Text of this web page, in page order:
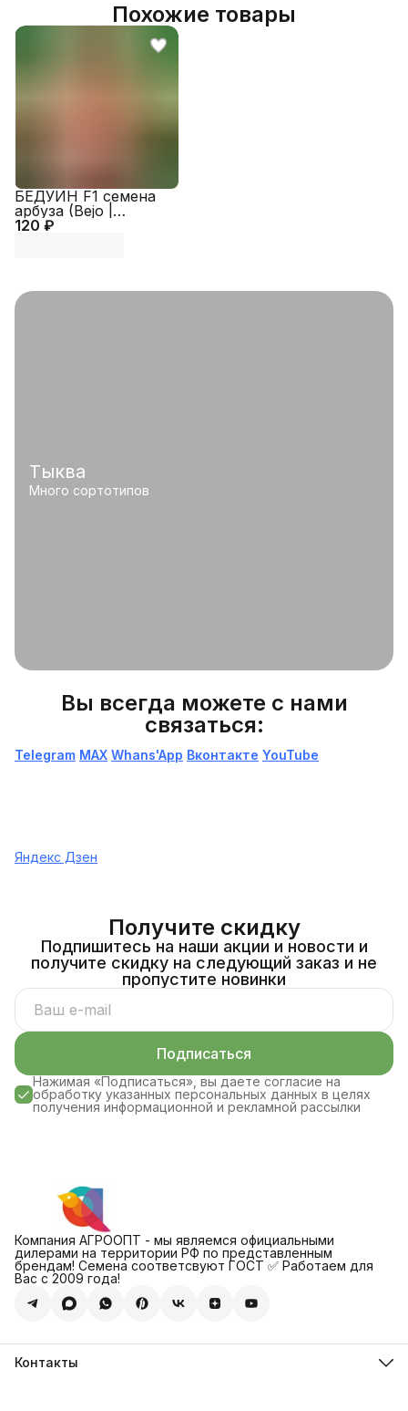
Похожие товары
120 ₽
БЕДУИН F1 семена
арбуза (Bejo |
Alexagro)
Тыква
Много сортотипов
Вы всегда можете с нами
связаться:
Telegram МАХ Whans'App Вконтакте YouTube
Яндекс Дзен
Получите скидку
Подпишитесь на наши акции и новости и
получите скидку на следующий заказ и не
пропустите новинки
Подписаться
Нажимая «Подписаться», вы даете согласие на
обработку указанных персональных данных в целях
получения информационной и рекламной рассылки
Компания АГРООПТ - мы являемся официальными
дилерами на территории РФ по представленным
брендам! Семена соответсвуют ГОСТ ✅ Работаем для
Вас с 2009 года!
Контакты